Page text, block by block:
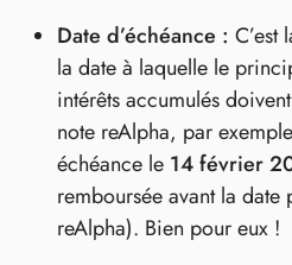
Date d’échéance : C’est
la date à laquelle le
intérêts accumulés
note reAlpha, par
échéance le 14 février
remboursée avant la date
reAlpha). Bien pour eux !